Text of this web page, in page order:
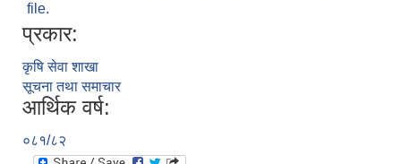
file.
प्रकार:
कृषि सेवा शाखा
सूचना तथा समाचार
आर्थिक वर्ष:
०८१/८२